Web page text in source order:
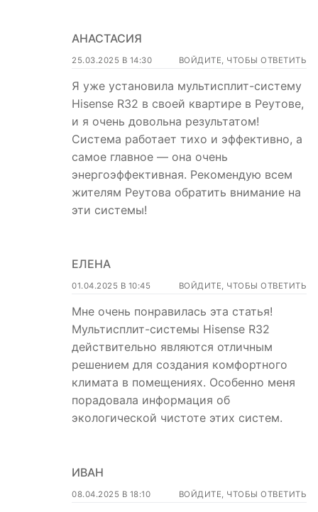
АНАСТАСИЯ
25.03.2025 В 14:30 ВОЙДИТЕ, ЧТОБЫ ОТВЕТИТЬ
Я уже установила мультисплит-систему
Hisense R32 в своей квартире в Реутове,
и я очень довольна результатом!
Система работает тихо и эффективно, а
самое главное — она очень
энергоэффективная. Рекомендую всем
жителям Реутова обратить внимание на
эти системы!
ЕЛЕНА
01.04.2025 В 10:45 ВОЙДИТЕ, ЧТОБЫ ОТВЕТИТЬ
Мне очень понравилась эта статья!
Мультисплит-системы Hisense R32
действительно являются отличным
решением для создания комфортного
климата в помещениях. Особенно меня
порадовала информация об
экологической чистоте этих систем.
ИВАН
08.04.2025 В 18:10 ВОЙДИТЕ, ЧТОБЫ ОТВЕТИТЬ